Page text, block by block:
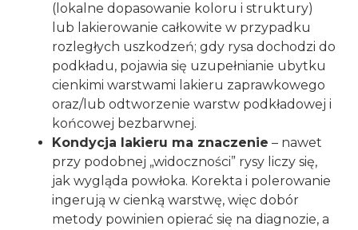
(lokalne dopasowanie koloru i struktury)
lub lakierowanie całkowite w przypadku
rozległych uszkodzeń; gdy rysa dochodzi do
podkładu, pojawia się uzupełnianie ubytku
cienkimi warstwami lakieru zaprawkowego
oraz/lub odtworzenie warstw podkładowej i
końcowej bezbarwnej.
Kondycja lakieru ma znaczenie – nawet
przy podobnej „widoczności” rysy liczy się,
jak wygląda powłoka. Korekta i polerowanie
ingerują w cienką warstwę, więc dobór
metody powinien opierać się na diagnozie, a